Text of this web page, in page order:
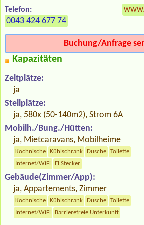
Telefon:
0043 424 677 74
Buchung/Anfrage
Kapazitäten
Zeltplätze:
ja
Stellplätze:
ja, 580x (50-140m2), Strom 6A
Mobilh./Bung./Hütten:
ja, Mietcaravans, Mobilheime
Kochnische Kühlschrank Dusche
Toilette
Internet/WiFi
El.Stecker
Gebäude(Zimmer/App):
ja, Appartements, Zimmer
Kochnische Kühlschrank Dusche
Toilette
Internet/WiFi
Barrierefreie Unterkunft